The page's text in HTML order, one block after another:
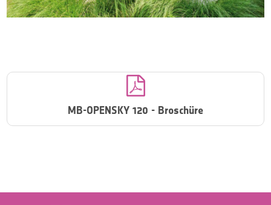

MB-OPENSKY 120 - Broschüre